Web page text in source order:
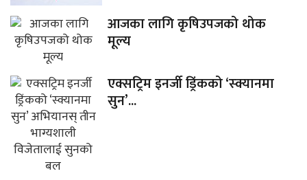
आजका लागि कृषिउपजको थोक
मूल्य
एक्सट्रिम इनर्जी ड्रिंकको ‘स्क्यानमा
सुन’...